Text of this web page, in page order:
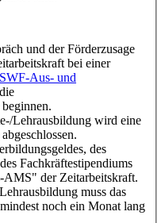
und der Förderzusage
bei einer
SWF-Aus- und
Lehrausbildung wird eine
des
Fachkräftestipendiums
AMS" der Zeitarbeitskraft.
muss das
noch ein Monat lang